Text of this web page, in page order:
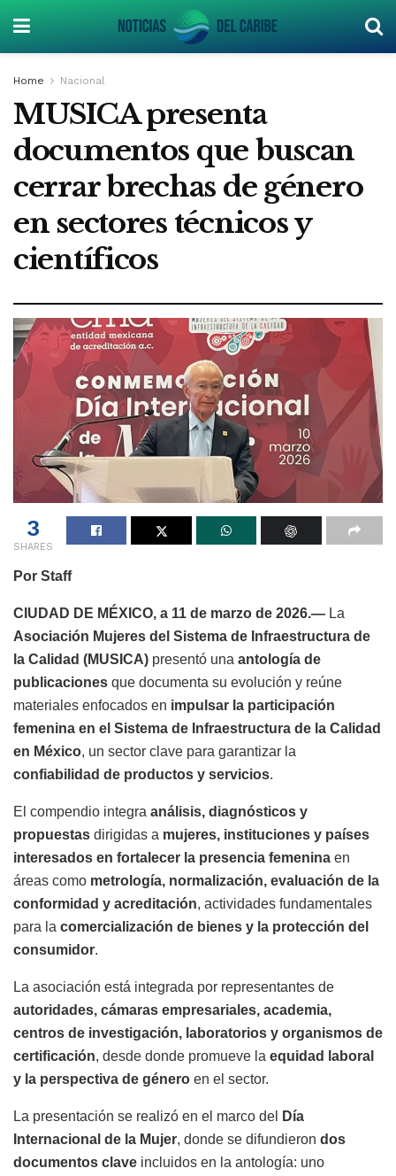
Home Nacional
MUSICA presenta
documentos que buscan
cerrar brechas de género
en sectores técnicos y
científicos
3
SHARES
Por Staff
CIUDAD DE MÉXICO, a 11 de marzo de 2026.— La
Asociación Mujeres del Sistema de Infraestructura de
la Calidad (MUSICA) presentó una antología de
publicaciones que documenta su evolución y reúne
materiales enfocados en impulsar la participación
femenina en el Sistema de Infraestructura de la Calidad
en México, un sector clave para garantizar la
confiabilidad de productos y servicios.
El compendio integra análisis, diagnósticos y
propuestas dirigidas a mujeres, instituciones y países
interesados en fortalecer la presencia femenina en
áreas como metrología, normalización, evaluación de la
conformidad y acreditación, actividades fundamentales
para la comercialización de bienes y la protección del
consumidor.
La asociación está integrada por representantes de
autoridades, cámaras empresariales, academia,
centros de investigación, laboratorios y organismos de
certificación, desde donde promueve la equidad laboral
y la perspectiva de género en el sector.
La presentación se realizó en el marco del
Día
Internacional de la Mujer, donde se difundieron dos
documentos clave incluidos en la antología: uno